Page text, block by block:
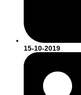
15-10-2019